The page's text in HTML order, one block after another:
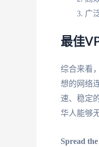
广
最佳
综合来看
想的网络
速、稳定
华人能够
Spread